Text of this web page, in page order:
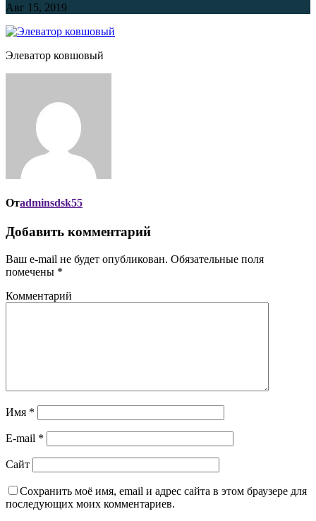
Авг 15, 2019
Элеватор ковшовый
Отadminsdsk55
Добавить комментарий
Ваш e-mail не будет опубликован. Обязательные поля
помечены *
Комментарий
Имя *
E-mail *
Сайт
Сохранить моё имя, email и адрес сайта в этом браузере для
последующих моих комментариев.